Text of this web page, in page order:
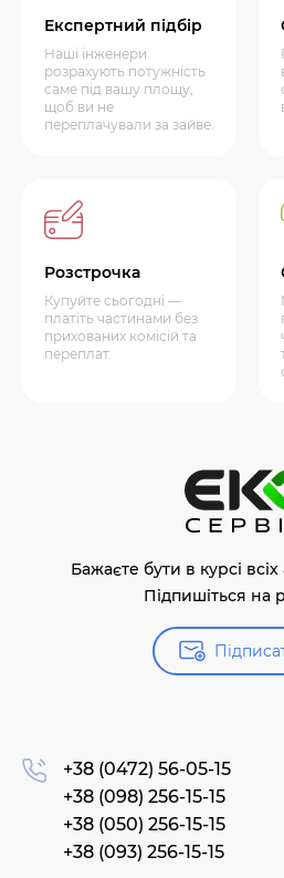
Експертний підбір
Наші інженери
розрахують потужність
саме під вашу площу,
щоб ви не
переплачували за зайве.
Розстрочка
Купуйте сьогодні —
платіть частинами без
прихованих комісій та
переплат.
Бажаєте бути в курсі
Підпишіться на
+38 (0472) 56-05-15
+38 (098) 256-15-15
+38 (050) 256-15-15
+38 (093) 256-15-15